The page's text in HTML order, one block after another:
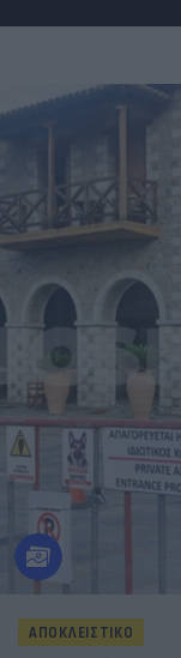
ΑΠΟΚΛΕΙΣΤΙΚΟ